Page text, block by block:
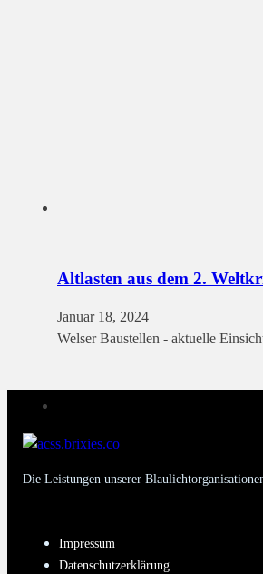
Altlasten aus dem 2.
Januar 18, 2024
Welser Baustellen - aktuelle
Die Leistungen unserer
Impressum
Datenschutzerklärung